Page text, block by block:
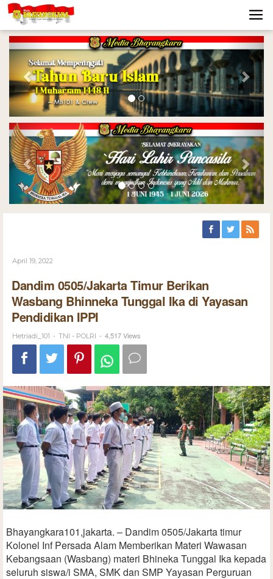
Previous Next
Previous Next
April 19, 2022
Dandim 0505/Jakarta Timur Berikan
Wasbang Bhinneka Tunggal Ika di Yayasan
Pendidikan IPPI
Hetriadi_101 - TNI - POLRI - 4,517 Views
Bhayangkara101,jakarta. – Dandim 0505/Jakarta timur
Kolonel Inf Persada Alam Memberikan Materi Wawasan
Kebangsaan (Wasbang) materi Bhineka Tunggal Ika kepada
seluruh siswa/i SMA, SMK dan SMP Yayasan Perguruan